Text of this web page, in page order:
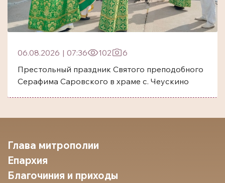
06.08.2026 | 07:36 102
6
Престольный праздник Святого преподобного
Серафима Саровского в храме с. Чеускино
Глава митрополии
Епархия
Благочиния и приходы